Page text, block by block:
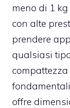
meno di 1
con alte
prendere
qualsiasi
offre